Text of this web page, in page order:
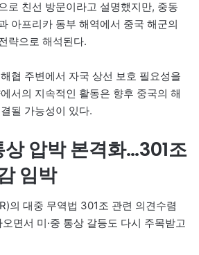
로 친선 방문이라고 설명했지만, 중동
아프리카 동부 해역에서 중국 해군의
략으로 해석된다.
협 주변에서 자국 상선 보호 필요성을
서의 지속적인 활동은 향후 중국의 해
될 가능성이 있다.
상 압박 본격화…301조
임박
의 대중 무역법 301조 관련 의견수렴
면서 미·중 통상 갈등도 다시 주목받고